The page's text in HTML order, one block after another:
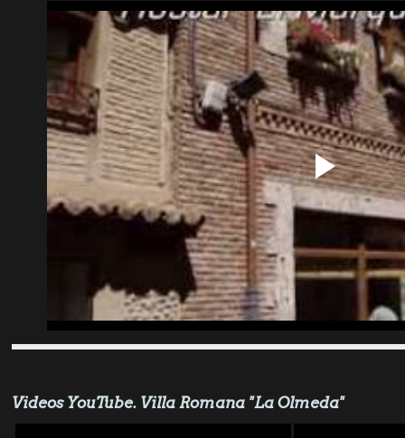
Videos YouTube. Villa Romana "La Olmeda"